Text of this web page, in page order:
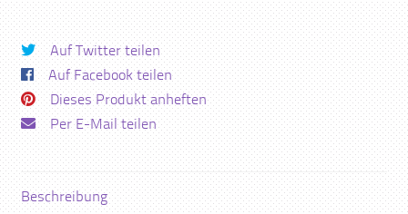
Auf Twitter teilen
Auf Facebook teilen
Dieses Produkt anheften
Per E-Mail teilen
Beschreibung